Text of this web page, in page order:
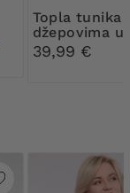
Topla tunika s
džepovima u
orijentalnim
uzorcima
39,99 €